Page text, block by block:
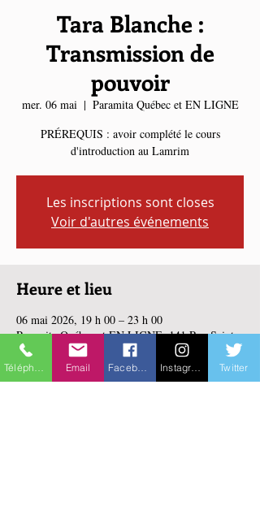
Tara Blanche :
Transmission de
pouvoir
mer. 06 mai
  |
Paramita Québec et EN LIGNE
PRÉREQUIS : avoir complété le cours
d'introduction au Lamrim
Les inscriptions sont closes
Voir d'autres événements
Heure et lieu
06 mai 2026, 19 h 00 – 23 h 00
Paramita Québec et EN LIGNE, 141 Rue Saint-
Jean, Québec, QC G1R 1N4, Canada
Email Twitter